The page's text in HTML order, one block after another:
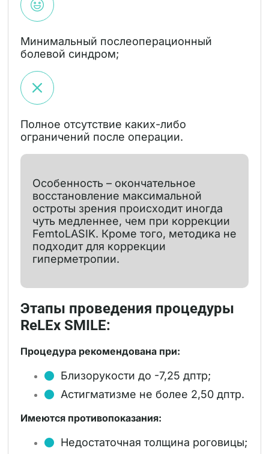
Минимальный послеоперационный
болевой синдром;
Полное отсутствие каких-либо
ограничений после операции.
Особенность – окончательное
восстановление максимальной
остроты зрения происходит иногда
чуть медленнее, чем при коррекции
FemtoLASIK. Кроме того, методика не
подходит для коррекции
гиперметропии.
Этапы проведения процедуры
ReLEx SMILE:
Процедура рекомендована при:
Близорукости до -7,25 дптр;
Астигматизме не более 2,50 дптр.
Имеются противопоказания:
Недостаточная толщина роговицы;